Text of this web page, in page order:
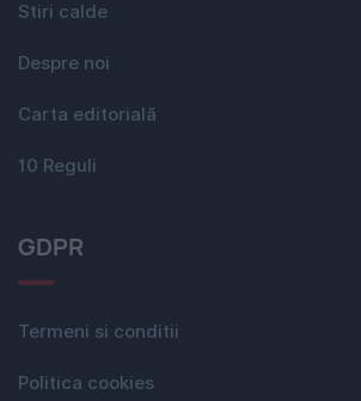
Stiri calde
Despre noi
Carta editorială
10 Reguli
GDPR
Termeni si conditii
Politica cookies